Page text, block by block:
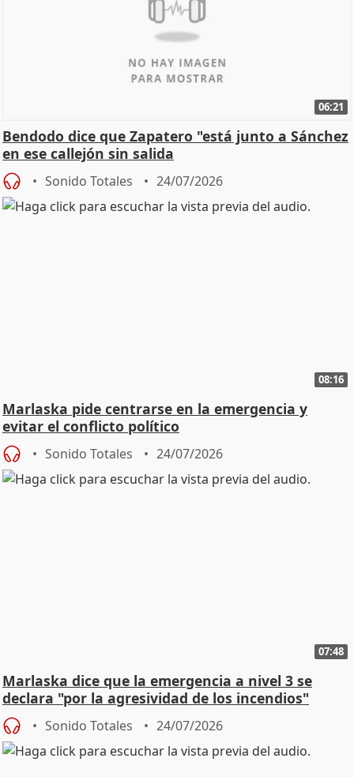
06:21
Bendodo dice que Zapatero "está junto a Sánchez
en ese callejón sin salida
Sonido Totales 24/07/2026
08:16
Marlaska pide centrarse en la emergencia y
evitar el conflicto político
Sonido Totales 24/07/2026
07:48
Marlaska dice que la emergencia a nivel 3 se
declara "por la agresividad de los incendios"
Sonido Totales 24/07/2026